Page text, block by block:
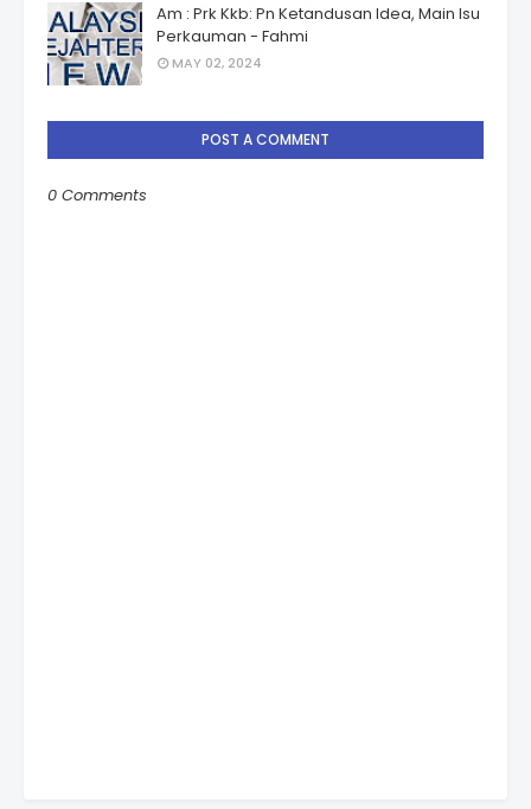
Am : Prk Kkb: Pn Ketandusan Idea, Main Isu
Perkauman - Fahmi
MAY 02, 2024
POST A COMMENT
0 Comments